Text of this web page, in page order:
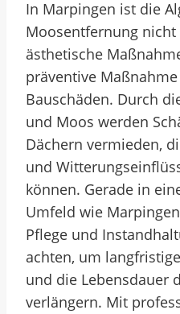
In Marpingen ist die
Moosentfernung
ästhetische
präventive
Bauschäden. Durch
und Moos werden
Dächern vermieden,
und
können. Gerade in
Umfeld wie
Pflege und
achten, um
und die Lebensdauer
verlängern. Mit